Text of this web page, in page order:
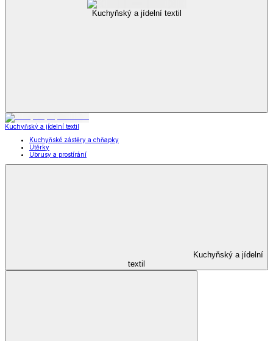
Kuchyňský a jídelní textil
Kuchyňský a jídelní textil
Kuchyňské zástěry a chňapky
Utěrky
Ubrusy a prostírání
Kuchyňský a jídelní
textil